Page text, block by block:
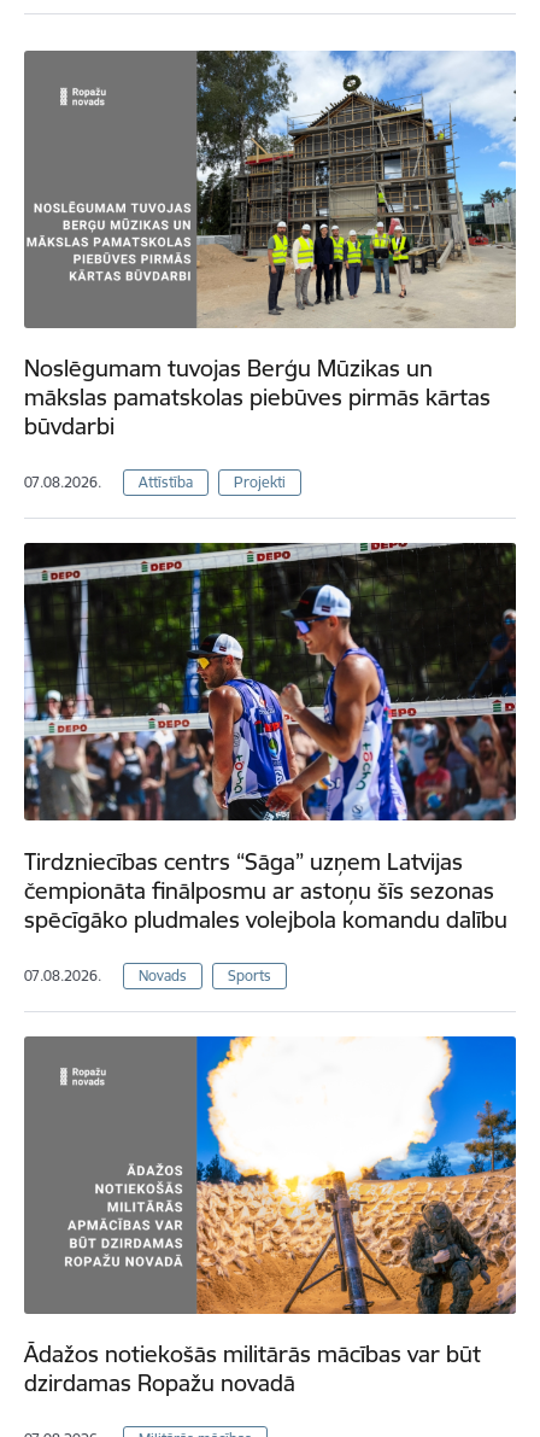
Noslēgumam tuvojas Berģu Mūzikas un
mākslas pamatskolas piebūves pirmās kārtas
būvdarbi
07.08.2026. Attīstība Projekti
Tirdzniecības centrs “Sāga” uzņem Latvijas
čempionāta finālposmu ar astoņu šīs sezonas
spēcīgāko pludmales volejbola komandu dalību
07.08.2026. Novads Sports
Ādažos notiekošās militārās mācības var būt
dzirdamas Ropažu novadā